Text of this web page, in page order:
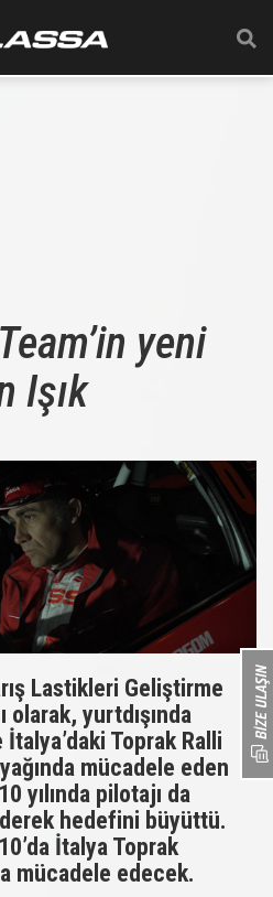
yeni
Işık
Lastikleri Geliştirme
olarak, yurtdışında
İtalya’daki Toprak Ralli
mücadele eden
yılında pilotajı da
hedefini büyüttü.
İtalya Toprak
mücadele edecek.